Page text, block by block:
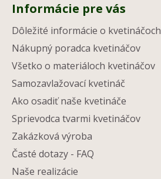
Informácie pre vás
Dôležité informácie o kvetináčoch
Nákupný poradca kvetináčov
Všetko o materiáloch kvetináčov
Samozavlažovací kvetináč
Ako osadiť naše kvetináče
Sprievodca tvarmi kvetináčov
Zakázková výroba
Časté dotazy - FAQ
Naše realizácie